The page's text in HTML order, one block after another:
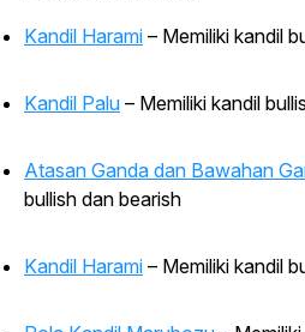
Kandil Harami – Memiliki kandil
Kandil Palu – Memiliki kandil
Atasan Ganda dan Bawahan
bullish dan bearish
Kandil Harami – Memiliki kandil